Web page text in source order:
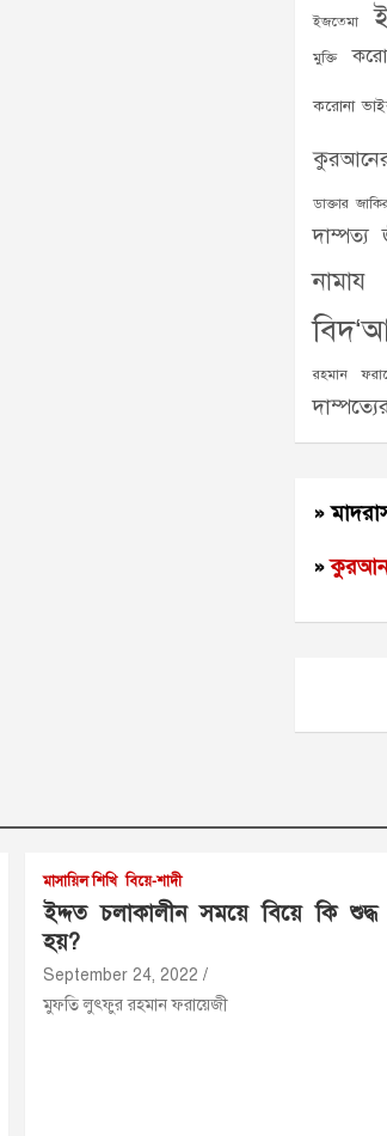
ইজতেমা
মুক্তি
করোনা
কুরআনের
ডাক্তার
দাম্পত্য
নামায
রহমান
»
» কুরআন
মাসায়িল শিখি বিয়ে-শাদী
ইদ্দত চলাকালীন সময়ে বিয়ে কি শুদ্ধ
হয়?
September 24, 2022
মুফতি লুৎফুর রহমান ফরায়েজী